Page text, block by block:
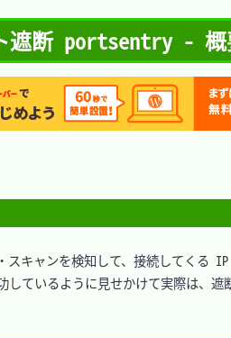
遮断 portsentry - 概
キャンを検知して、接続してくる IP
ているように見せかけて実際は、